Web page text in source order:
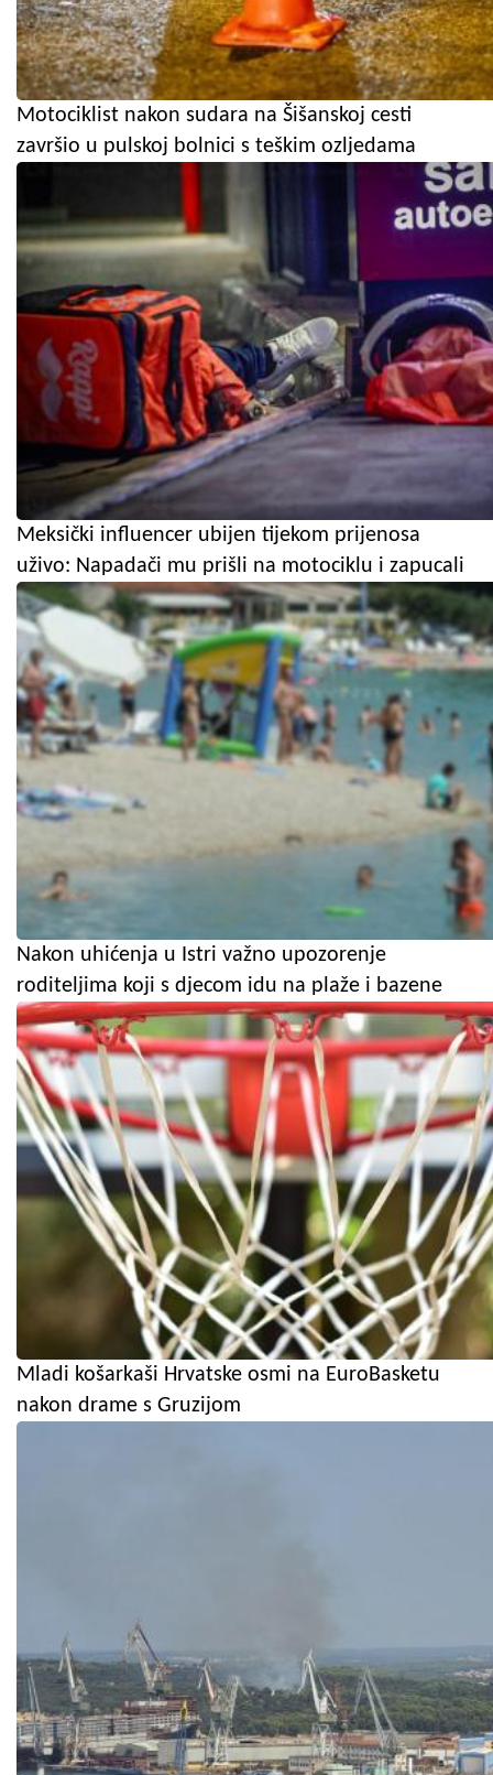
Motociklist nakon sudara na Šišanskoj cesti
završio u pulskoj bolnici s teškim ozljedama
Meksički influencer ubijen tijekom prijenosa
uživo: Napadači mu prišli na motociklu i zapucali
Nakon uhićenja u Istri važno upozorenje
roditeljima koji s djecom idu na plaže i bazene
Mladi košarkaši Hrvatske osmi na EuroBasketu
nakon drame s Gruzijom